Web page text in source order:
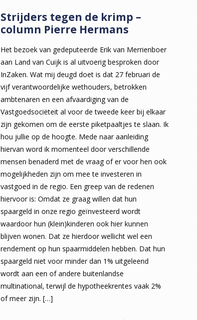
Strijders tegen de krimp –
column Pierre Hermans
Het bezoek van gedeputeerde Erik van Merrienboer
aan Land van Cuijk is al uitvoerig besproken door
InZaken. Wat mij deugd doet is dat 27 februari de
vijf verantwoordelijke wethouders, betrokken
ambtenaren en een afvaardiging van de
Vastgoedsociëteit al voor de tweede keer bij elkaar
zijn gekomen om de eerste piketpaaltjes te slaan. Ik
hou jullie op de hoogte. Mede naar aanleiding
hiervan word ik momenteel door verschillende
mensen benaderd met de vraag of er voor hen ook
mogelijkheden zijn om mee te investeren in
vastgoed in de regio. Een greep van de redenen
hiervoor is: Omdat ze graag willen dat hun
spaargeld in onze regio geïnvesteerd wordt
waardoor hun (klein)kinderen ook hier kunnen
blijven wonen. Dat ze hierdoor wellicht wel een
rendement op hun spaarmiddelen hebben. Dat hun
spaargeld niet voor minder dan 1% uitgeleend
wordt aan een of andere buitenlandse
multinational, terwijl de hypotheekrentes vaak 2%
of meer zijn. […]